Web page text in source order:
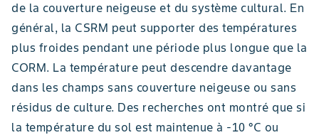
de la couverture neigeuse et du système cultural. En
général, la CSRM peut supporter des températures
plus froides pendant une période plus longue que la
CORM. La température peut descendre davantage
dans les champs sans couverture neigeuse ou sans
résidus de culture. Des recherches ont montré que si
la température du sol est maintenue à -10 °C ou